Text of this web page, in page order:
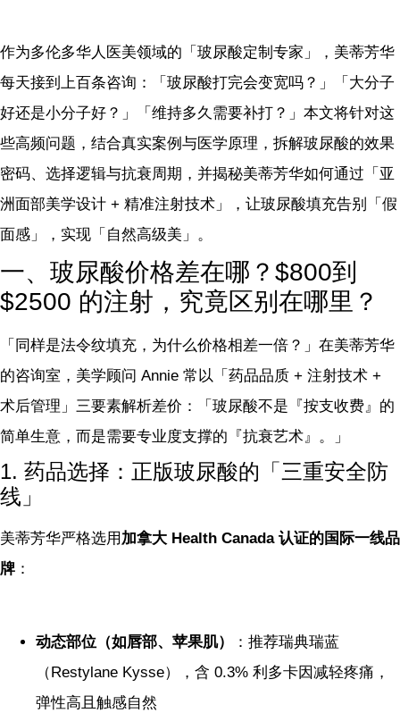
作为多伦多华人医美领域的「玻尿酸定制专家」，美蒂芳华
每天接到上百条咨询：「玻尿酸打完会变宽吗？」「大分子
好还是小分子好？」「维持多久需要补打？」本文将针对这
些高频问题，结合真实案例与医学原理，拆解玻尿酸的效果
密码、选择逻辑与抗衰周期，并揭秘美蒂芳华如何通过「亚
洲面部美学设计 + 精准注射技术」，让玻尿酸填充告别「假
面感」，实现「自然高级美」。
一、玻尿酸价格差在哪？$800到
$2500 的注射，究竟区别在哪里？
「同样是法令纹填充，为什么价格相差一倍？」在美蒂芳华
的咨询室，美学顾问 Annie 常以「药品品质 + 注射技术 +
术后管理」三要素解析差价：「玻尿酸不是『按支收费』的
简单生意，而是需要专业度支撑的『抗衰艺术』。」
1. 药品选择：正版玻尿酸的「三重安全防
线」
美蒂芳华严格选用 加拿大 Health Canada 认证的国际一线品
牌 ：
动态部位（如唇部、苹果肌）
：推荐瑞典瑞蓝
（Restylane Kysse），含 0.3% 利多卡因减轻疼痛，
弹性高且触感自然